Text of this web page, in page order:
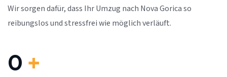
Wir sorgen dafür, dass Ihr Umzug nach Nova Gorica so
reibungslos und stressfrei wie möglich verläuft.
0 +